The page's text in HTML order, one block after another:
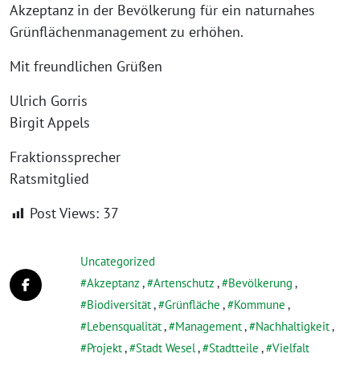
Akzeptanz in der Bevölkerung für ein naturnahes
Grünflächenmanagement zu erhöhen.
Mit freundlichen Grüßen
Ulrich Gorris
Birgit Appels
Fraktionssprecher
Ratsmitglied
Post Views: 37
Uncategorized
Akzeptanz , Artenschutz , Bevölkerung ,
Biodiversität, Grünfläche , Kommune ,
Lebensqualität, Management, Nachhaltigkeit,
Projekt, Stadt Wesel, Stadtteile , Vielfalt